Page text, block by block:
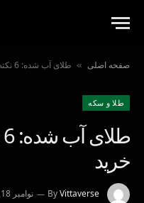
صفحه اصلی » طلای آب شده: 6 نکته حیاتی قبل از خرید
طلا و سکه
خرید
ByVittaverse نوامبر 18, 2024